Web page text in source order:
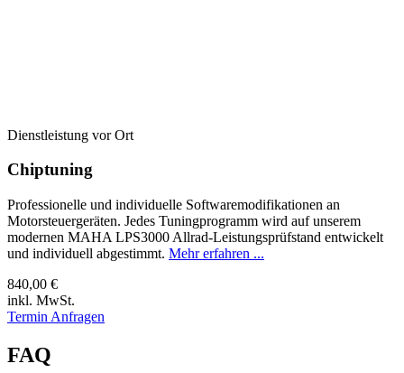
Dienstleistung vor Ort
Chiptuning
Professionelle und individuelle Softwaremodifikationen an
Motorsteuergeräten. Jedes Tuningprogramm wird auf unserem
modernen MAHA LPS3000 Allrad-Leistungsprüfstand entwickelt
und individuell abgestimmt. Mehr erfahren ...
840,00 €
inkl. MwSt.
Termin Anfragen
FAQ